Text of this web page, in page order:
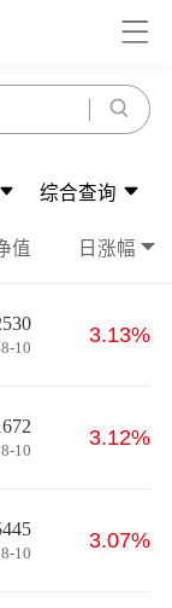
综合查询
值 日涨幅
10
3.13%
10
3.12%
10
3.07%